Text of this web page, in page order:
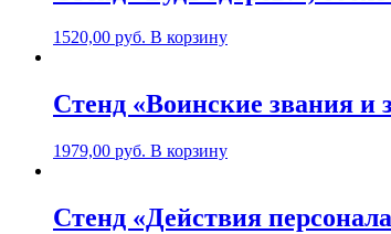
1520,00 руб. В корзину
Стенд «Воинские звания и
1979,00 руб. В корзину
Стенд «Действия